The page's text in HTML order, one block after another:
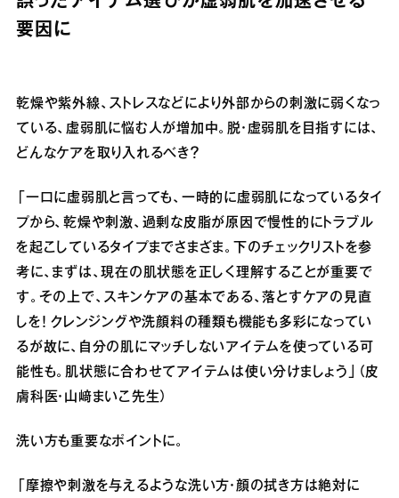
要因に
乾燥や紫外線、ストレスなどにより外部からの刺激に弱くなっ
ている、虚弱肌に悩む人が増加中。脱・虚弱肌を目指すには、
どんなケアを取り入れるべき？
「一口に虚弱肌と言っても、一時的に虚弱肌になっているタイ
プから、乾燥や刺激、過剰な皮脂が原因で慢性的にトラブル
を起こしているタイプまでさまざま。下のチェックリストを参
考に、まずは、現在の肌状態を正しく理解することが重要で
す。その上で、スキンケアの基本である、落とすケアの見直
しを！ クレンジングや洗顔料の種類も機能も多彩になってい
るが故に、自分の肌にマッチしないアイテムを使っている可
能性も。肌状態に合わせてアイテムは使い分けましょう」（皮
膚科医・山﨑まいこ先生）
洗い方も重要なポイントに。
「摩擦や刺激を与えるような洗い方・顔の拭き方は絶対に